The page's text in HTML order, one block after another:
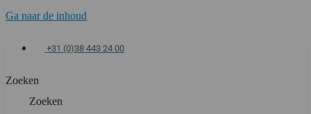
Ga naar de inhoud
+31 (0)38 443 24 00
Zoeken
Zoeken